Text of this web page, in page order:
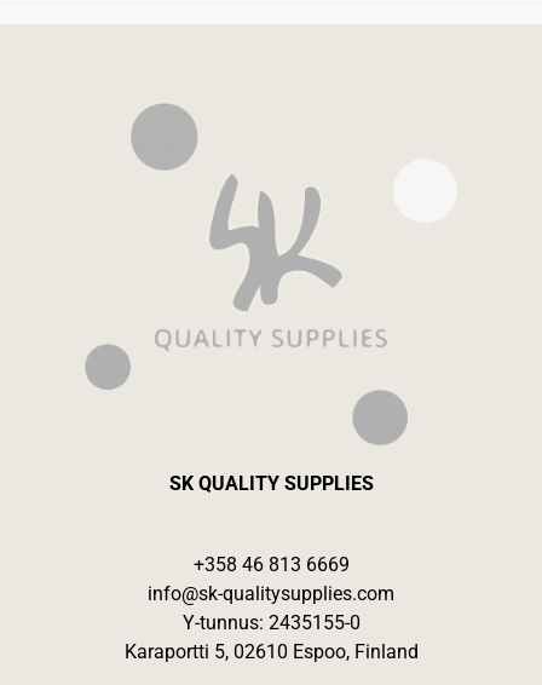
SK QUALITY SUPPLIES
+358 46 813 6669
info@sk-qualitysupplies.com
Y-tunnus: 2435155-0
Karaportti 5, 02610 Espoo, Finland